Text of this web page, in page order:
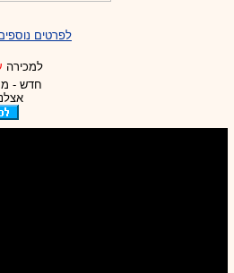
לפרטים
למכירה
חדש -
אצלנו: